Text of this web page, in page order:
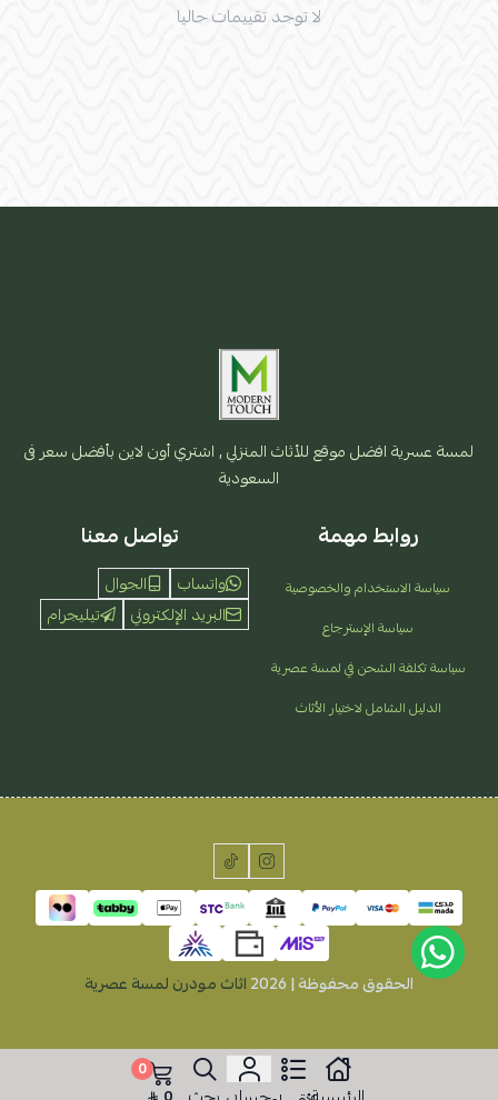
لا توجد تقييمات حاليا
لمسة عسرية افضل موقع للأثاث المنزلي , اشتري أون لاين بأفضل سعر فى
السعودية
روابط مهمة
سياسة الاستخدام والخصوصية
سياسة الإسترجاع
سياسة تكلفة الشحن في لمسة عصرية
الدليل الشامل لاختيار الأثاث
تواصل معنا
واتساب
الجوال
البريد الإلكتروني
تيليجرام
الحقوق محفوظة | 2026 اثاث مودرن لمسة عصرية
0